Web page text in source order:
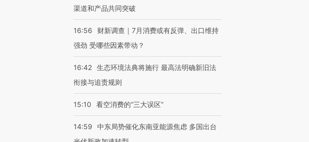
渠道和产品共同突破
16:56
财新调查｜7月消费或有反弹、出口维持
强劲 受哪些因素带动？
16:42 生态环境法典将施行 最高法明确新旧法
衔接与追责规则
15:10 看空消费的“三大误区”
14:59
中东局势催化东南亚能源焦虑 多国出台